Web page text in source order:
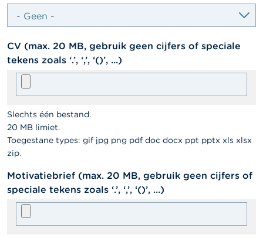
managed_file
CV (max. 20 MB, gebruik geen cijfers of speciale
tekens zoals ‘.’, ‘,’, ‘()’, ...)
Slechts één bestand.
20 MB limiet.
Toegestane types: gif jpg png pdf doc docx ppt pptx xls xlsx
zip.
managed_file
Motivatiebrief (max. 20 MB, gebruik geen cijfers of
speciale tekens zoals ‘.’, ‘,’, ‘()’, ...)